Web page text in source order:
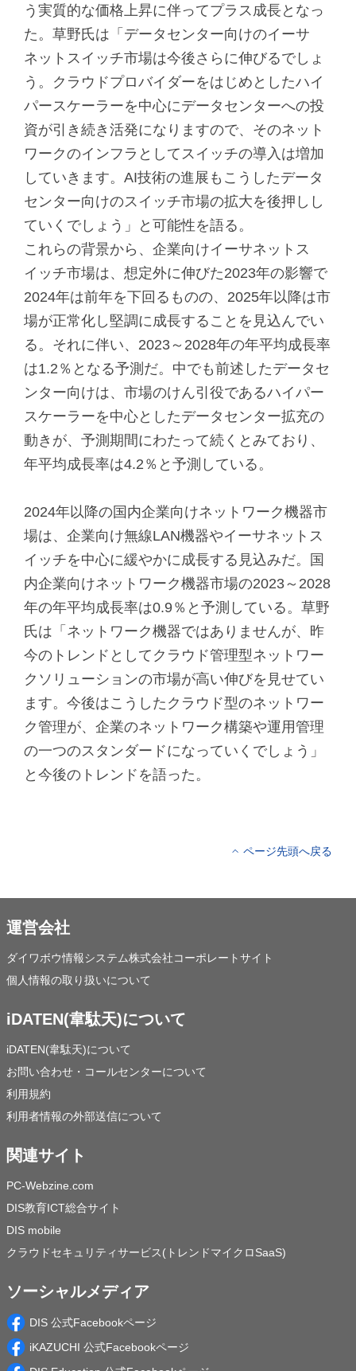
う実質的な価格上昇に伴ってプラス成長となっ
た。草野氏は「データセンター向けのイーサ
ネットスイッチ市場は今後さらに伸びるでしょ
う。クラウドプロバイダーをはじめとしたハイ
パースケーラーを中心にデータセンターへの投
資が引き続き活発になりますので、そのネット
ワークのインフラとしてスイッチの導入は増加
していきます。AI技術の進展もこうしたデータ
センター向けのスイッチ市場の拡大を後押しし
ていくでしょう」と可能性を語る。
これらの背景から、企業向けイーサネットス
イッチ市場は、想定外に伸びた2023年の影響で
2024年は前年を下回るものの、2025年以降は市
場が正常化し堅調に成長することを見込んでい
る。それに伴い、2023～2028年の年平均成長率
は1.2％となる予測だ。中でも前述したデータセ
ンター向けは、市場のけん引役であるハイパー
スケーラーを中心としたデータセンター拡充の
動きが、予測期間にわたって続くとみており、
年平均成長率は4.2％と予測している。
2024年以降の国内企業向けネットワーク機器市
場は、企業向け無線LAN機器やイーサネットス
イッチを中心に緩やかに成長する見込みだ。国
内企業向けネットワーク機器市場の2023～2028
年の年平均成長率は0.9％と予測している。草野
氏は「ネットワーク機器ではありませんが、昨
今のトレンドとしてクラウド管理型ネットワー
クソリューションの市場が高い伸びを見せてい
ます。今後はこうしたクラウド型のネットワー
ク管理が、企業のネットワーク構築や運用管理
の一つのスタンダードになっていくでしょう」
と今後のトレンドを語った。
ページ先頭へ戻る
運営会社
ダイワボウ情報システム株式会社コーポレートサイト
個人情報の取り扱いについて
iDATEN(韋駄天)について
iDATEN(韋駄天)について
お問い合わせ・コールセンターについて
利用規約
利用者情報の外部送信について
関連サイト
PC-Webzine.com
DIS教育ICT総合サイト
DIS mobile
クラウドセキュリティサービス(トレンドマイクロSaaS)
ソーシャルメディア
DIS 公式Facebookページ
iKAZUCHI 公式Facebookページ